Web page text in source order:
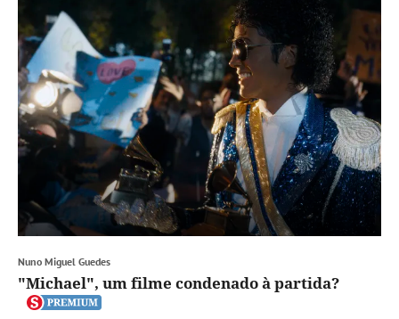
Nuno Miguel Guedes
"Michael", um filme condenado à partida?